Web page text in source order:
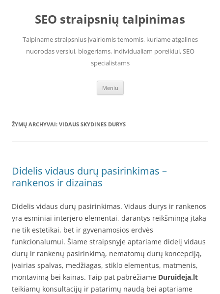
SEO straipsnių talpinimas
Talpiname straipsnius įvairiomis temomis, kuriame atgalines
nuorodas verslui, blogeriams, individualiam poreikiui, SEO
specialistams
Meniu
ŽYMŲ ARCHYVAI: VIDAUS SKYDINES DURYS
Didelis vidaus durų pasirinkimas –
rankenos ir dizainas
Didelis vidaus durų pasirinkimas. Vidaus durys ir rankenos
yra esminiai interjero elementai, darantys reikšmingą įtaką
ne tik estetikai, bet ir gyvenamosios erdvės
funkcionalumui. Šiame straipsnyje aptariame didelį vidaus
durų ir rankenų pasirinkimą, nematomų durų koncepciją,
įvairias spalvas, medžiagas, stiklo elementus, matmenis,
montavimą bei kainas. Taip pat pabrėžiame Duruideja.lt
teikiamų konsultacijų ir patarimų naudą bei aptariame